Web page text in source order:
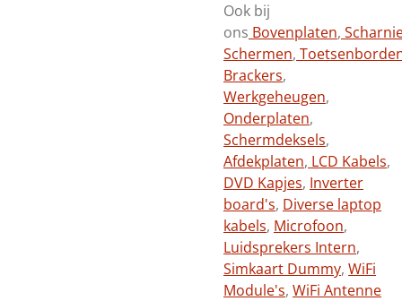
Ook bij
ons Bovenplaten,
Schermen,
Brackers,
Werkgeheugen,
Onderplaten,
Schermdeksels,
Afdekplaten, LCD Kabels,
DVD Kapjes, Inverter
board's, Diverse laptop
kabels, Microfoon,
Luidsprekers Intern,
Simkaart Dummy, WiFi
Module's, WiFi Antenne